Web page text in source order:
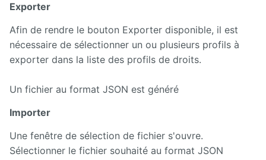
Exporter
Afin de rendre le bouton Exporter disponible, il est
nécessaire de sélectionner un ou plusieurs profils à
exporter dans la liste des profils de droits.
Un fichier au format JSON est généré
Importer
Une fenêtre de sélection de fichier s'ouvre.
Sélectionner le fichier souhaité au format JSON